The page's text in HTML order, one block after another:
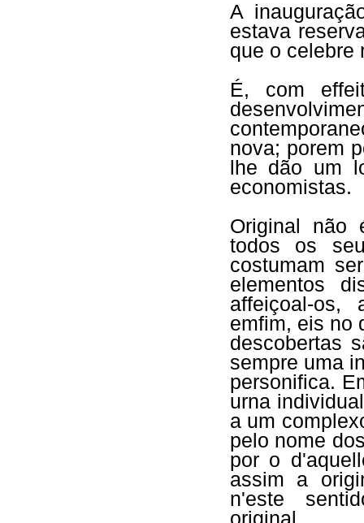
A
estava
que o celebre
É, com
nova; porem
lhe dão um
economistas.
Original não
todos os
costumam
elementos
affeiçoal-os,
emfim, eis no
descobertas
sempre uma
personifica.
urna
a um
pelo nome
por o
assim a
n'este
original.